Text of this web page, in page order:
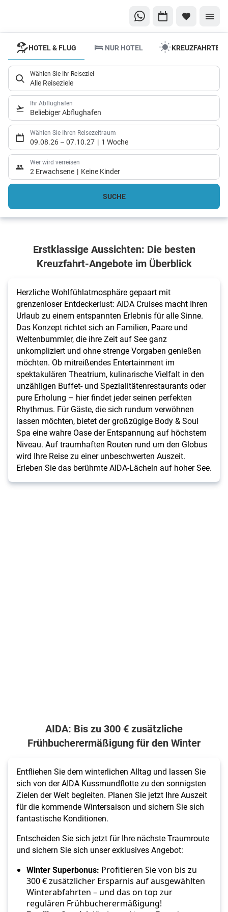
Aktuelle
Angebote
von AIDA
Tauschen Sie
Wintergrau
gegen
Meeresblau:
Entdecken Sie
unsere
handverlesenen
Winterrouten
und sichern Sie
wohlverdiente
Auszeit zu
Angeboten.
HOTEL & FLUG NUR HOTEL KREUZFAHRTEN
Wählen Sie Ihr Reiseziel
Alle Reiseziele
Ihr Abflughafen
Beliebiger Abflughafen
Wählen Sie Ihren Reisezeitraum
09.08.26 – 07.10.27 1 Woche
Wer wird verreisen
2 Erwachsene Keine Kinder
SUCHE
Erstklassige Aussichten: Die besten
Kreuzfahrt-Angebote im Überblick
Herzliche Wohlfühlatmosphäre gepaart mit
grenzenloser Entdeckerlust: AIDA Cruises macht Ihren
Urlaub zu einem entspannten Erlebnis für alle Sinne.
Das Konzept richtet sich an Familien, Paare und
Weltenbummler, die ihre Zeit auf See ganz
unkompliziert und ohne strenge Vorgaben genießen
möchten. Ob mitreißendes Entertainment im
spektakulären Theatrium, kulinarische Vielfalt in den
unzähligen Buffet- und Spezialitätenrestaurants oder
pure Erholung – hier findet jeder seinen perfekten
Rhythmus. Für Gäste, die sich rundum verwöhnen
lassen möchten, bietet der großzügige Body & Soul
Spa eine wahre Oase der Entspannung auf höchstem
Niveau. Auf traumhaften Routen rund um den Globus
wird Ihre Reise zu einer unbeschwerten Auszeit.
Erleben Sie das berühmte AIDA-Lächeln auf hoher See.
AIDA: Bis zu 300 € zusätzliche
Frühbucherermäßigung für den Winter
Entfliehen Sie dem winterlichen Alltag und lassen Sie
sich von der AIDA Kussmundflotte zu den sonnigsten
Zielen der Welt begleiten. Planen Sie jetzt Ihre Auszeit
für die kommende Wintersaison und sichern Sie sich
fantastische Konditionen.
Entscheiden Sie sich jetzt für Ihre nächste Traumroute
und sichern Sie sich unser exklusives Angebot:
Winter Superbonus: Profitieren Sie von bis zu
300 € zusätzlicher Ersparnis auf ausgewählten
Winterabfahrten – und das on top zur
regulären Frühbucherermäßigung!